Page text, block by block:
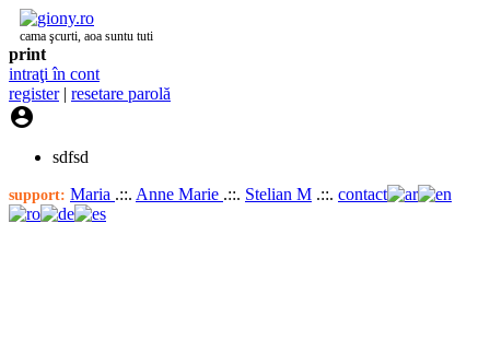
cama şcurti, aoa suntu tuti
print
intraţi în cont
register| resetare parolă

sdfsd
support: Maria .::. Anne Marie .::. Stelian M .::. contact